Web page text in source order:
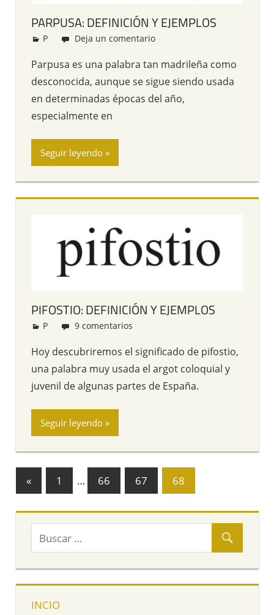
PARPUSA: DEFINICIÓN Y EJEMPLOS
Redacción
P Deja un comentario
Parpusa es una palabra tan madrileña como
desconocida, aunque se sigue siendo usada
en determinadas épocas del año,
especialmente en
Seguir leyendo
PIFOSTIO: DEFINICIÓN Y EJEMPLOS
Redacción
P 9 comentarios
Hoy descubriremos el significado de pifostio,
una palabra muy usada el argot coloquial y
juvenil de algunas partes de España.
Seguir leyendo
Navegación
de
entradas
«Entradas
anteriores
1 … 66 67 68
INCIO